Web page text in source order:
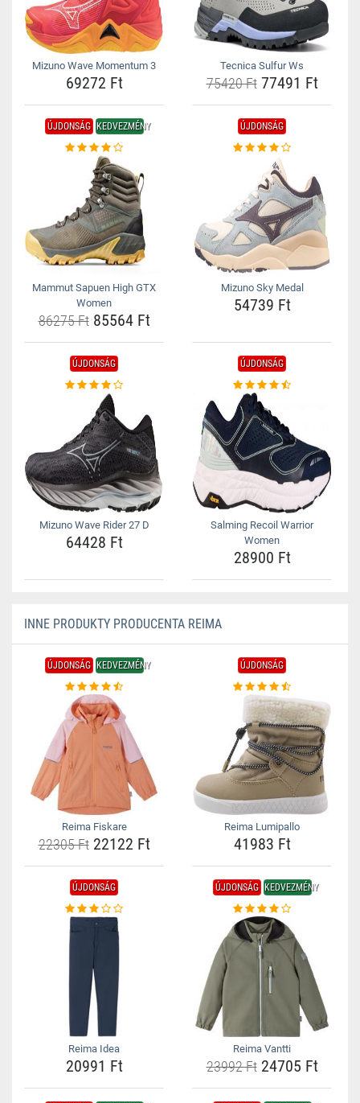
Mizuno Wave Momentum 3
69272 Ft
Tecnica Sulfur Ws
75420 Ft77491 Ft
ÚJDONSÁG KEDVEZMÉNY
Mammut Sapuen High GTX
Women
86275 Ft85564 Ft
ÚJDONSÁG
Mizuno Sky Medal
54739 Ft
ÚJDONSÁG
Mizuno Wave Rider 27 D
64428 Ft
ÚJDONSÁG
Salming Recoil Warrior
Women
28900 Ft
INNE PRODUKTY PRODUCENTA REIMA
ÚJDONSÁG KEDVEZMÉNY
Reima Fiskare
22305 Ft22122 Ft
ÚJDONSÁG
Reima Lumipallo
41983 Ft
ÚJDONSÁG
Reima Idea
20991 Ft
ÚJDONSÁG KEDVEZMÉNY
Reima Vantti
23992 Ft24705 Ft